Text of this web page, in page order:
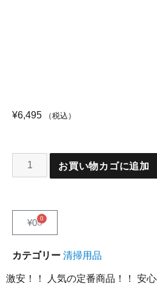
¥6,495 （税込）
お買い物カゴに追加
¥0 0
カテゴリー 清掃用品
激安！！ 人気の定番商品！！ 安心